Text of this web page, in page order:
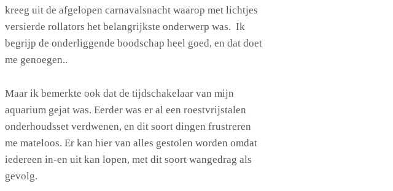
kreeg uit de afgelopen carnavalsnacht waarop met lichtjes
versierde rollators het belangrijkste onderwerp was. Ik
begrijp de onderliggende boodschap heel goed, en dat doet
me genoegen..
Maar ik bemerkte ook dat de tijdschakelaar van mijn
aquarium gejat was. Eerder was er al een roestvrijstalen
onderhoudsset verdwenen, en dit soort dingen frustreren
me mateloos. Er kan hier van alles gestolen worden omdat
iedereen in-en uit kan lopen, met dit soort wangedrag als
gevolg.